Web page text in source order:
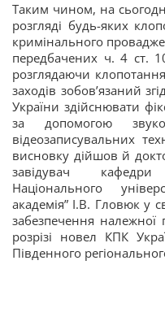
Таким чином, на
розгляді будь-яких
кримінального
передбачених ч. 4 ст.
розглядаючи
заходів зобов’язаний
України здійснювати
за допомогою
відеозаписувальних
висновку дійшов й
завідувач
Національного
академія” І.В. Гловюк у
забезпечення
розрізі новел КПК
Південного